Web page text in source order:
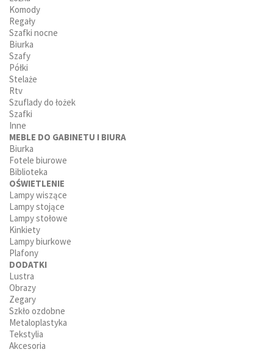
Komody
Regały
Szafki nocne
Biurka
Szafy
Półki
Stelaże
Rtv
Szuflady do łożek
Szafki
Inne
MEBLE DO GABINETU I BIURA
Biurka
Fotele biurowe
Biblioteka
OŚWIETLENIE
Lampy wiszące
Lampy stojące
Lampy stołowe
Kinkiety
Lampy biurkowe
Plafony
DODATKI
Lustra
Obrazy
Zegary
Szkło ozdobne
Metaloplastyka
Tekstylia
Akcesoria